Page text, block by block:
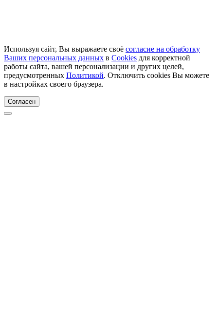
Используя сайт, Вы выражаете своё согласие на обработку
Ваших персональных данных в Cookies для корректной
работы сайта, вашей персонализации и других целей,
предусмотренных Политикой. Отключить cookies Вы можете
в настройках своего браузера.
Согласен